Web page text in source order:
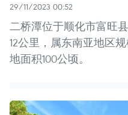
29/11/2023 00:52
二桥潭位于顺化市富旺
12公里，属东南亚地区
地面积100公顷。